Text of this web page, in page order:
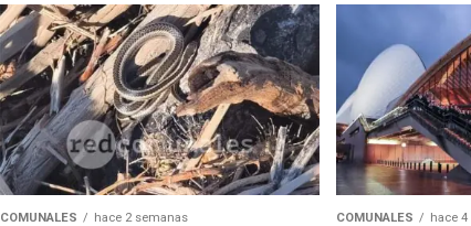
COMUNALES hace 2 semanas COMUNALES hace